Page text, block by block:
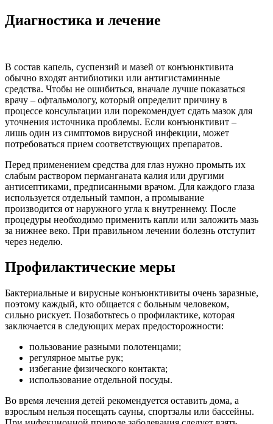
Диагностика и лечение
В состав капель, суспензий и мазей от конъюнктивита
обычно входят антибиотики или антигистаминные
средства. Чтобы не ошибиться, вначале лучше показаться
врачу – офтальмологу, который определит причину в
процессе консультации или порекомендует сдать мазок для
уточнения источника проблемы. Если конъюнктивит –
лишь один из симптомов вирусной инфекции, может
потребоваться прием соответствующих препаратов.
Перед применением средства для глаз нужно промыть их
слабым раствором перманганата калия или другими
антисептиками, предписанными врачом. Для каждого глаза
используется отдельный тампон, а промывание
производится от наружного угла к внутреннему. После
процедуры необходимо применить капли или заложить мазь
за нижнее веко. При правильном лечении болезнь отступит
через неделю.
Профилактические меры
Бактериальные и вирусные конъюнктивиты очень заразные,
поэтому каждый, кто общается с больным человеком,
сильно рискует. Позаботьтесь о профилактике, которая
заключается в следующих мерах предосторожности:
пользование разными полотенцами;
регулярное мытье рук;
избегание физического контакта;
использование отдельной посуды.
Во время лечения детей рекомендуется оставить дома, а
взрослым нельзя посещать сауны, спортзалы или бассейны.